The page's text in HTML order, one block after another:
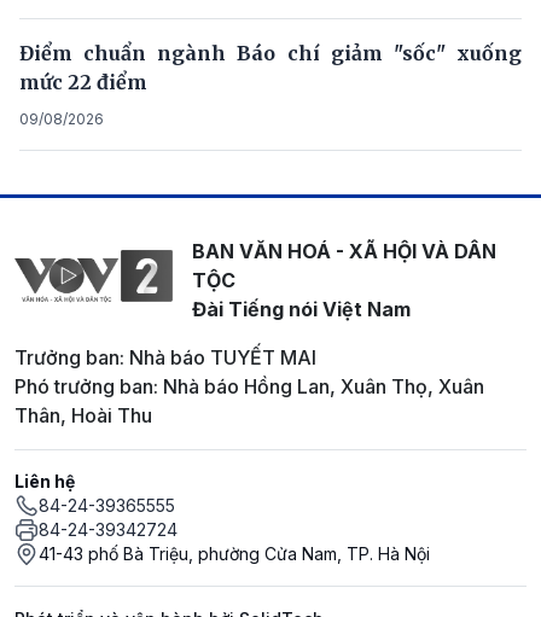
Điểm chuẩn ngành Báo chí giảm "sốc" xuống
mức 22 điểm
09/08/2026
BAN VĂN HOÁ - XÃ HỘI VÀ DÂN
TỘC
Đài Tiếng nói Việt Nam
Trưởng ban: Nhà báo TUYẾT MAI
Phó trưởng ban: Nhà báo Hồng Lan, Xuân Thọ, Xuân
Thân, Hoài Thu
Liên hệ
84-24-39365555
84-24-39342724
41-43 phố Bà Triệu, phường Cửa Nam, TP. Hà Nội